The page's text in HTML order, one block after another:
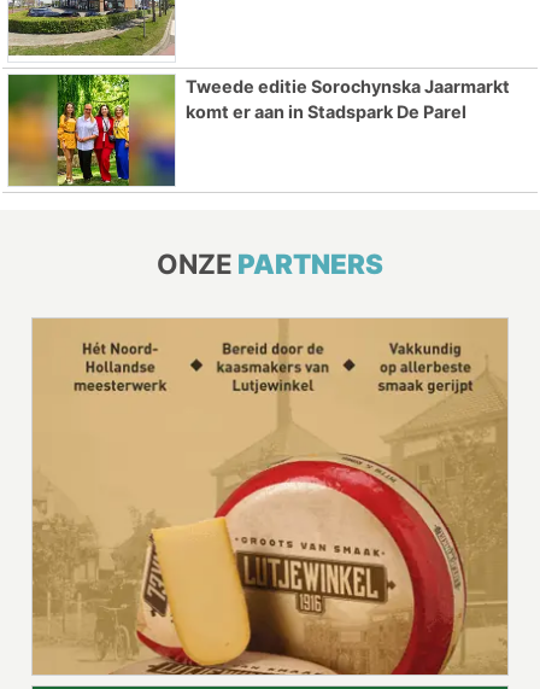
Tweede editie Sorochynska Jaarmarkt
komt er aan in Stadspark De Parel
ONZE PARTNERS